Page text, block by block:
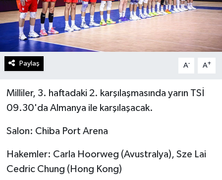
Paylaş A- A+
Milliler, 3. haftadaki 2. karşılaşmasında yarın TSİ
09.30'da Almanya ile karşılaşacak.
Salon: Chiba Port Arena
Hakemler: Carla Hoorweg (Avustralya), Sze Lai
Cedric Chung (Hong Kong)